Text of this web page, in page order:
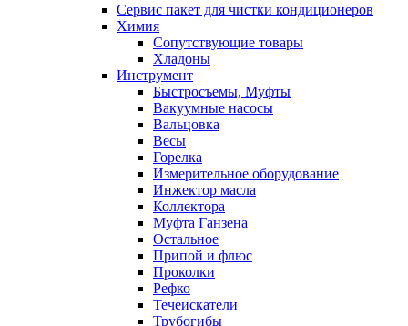
Сервис пакет для чистки кондиционеров
Химия
Сопутствующие товары
Хладоны
Инструмент
Быстросъемы, Муфты
Вакуумные насосы
Вальцовка
Весы
Горелка
Измерительное оборудование
Инжектор масла
Коллектора
Муфта Ганзена
Остальное
Припой и флюс
Проколки
Рефко
Течеискатели
Трубогибы